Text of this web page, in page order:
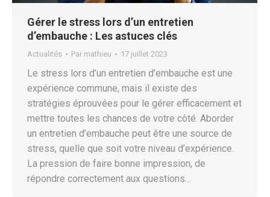
Gérer le stress lors d’un entretien
d’embauche : Les astuces clés
Actualités Par mathieu 17 juillet 2023
Le stress lors d’un entretien d’embauche est une
expérience commune, mais il existe des
stratégies éprouvées pour le gérer efficacement et
mettre toutes les chances de votre côté. Aborder
un entretien d’embauche peut être une source de
stress, quelle que soit votre niveau d’expérience.
La pression de faire bonne impression, de
répondre correctement aux questions…